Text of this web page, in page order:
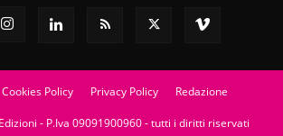
Cookies Policy Privacy Policy Redazione
- P.Iva 09091900960 - tutti i diritti riservati